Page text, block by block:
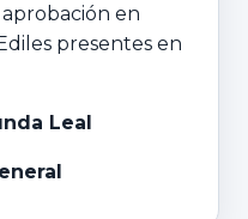
en
presentes en
Leal